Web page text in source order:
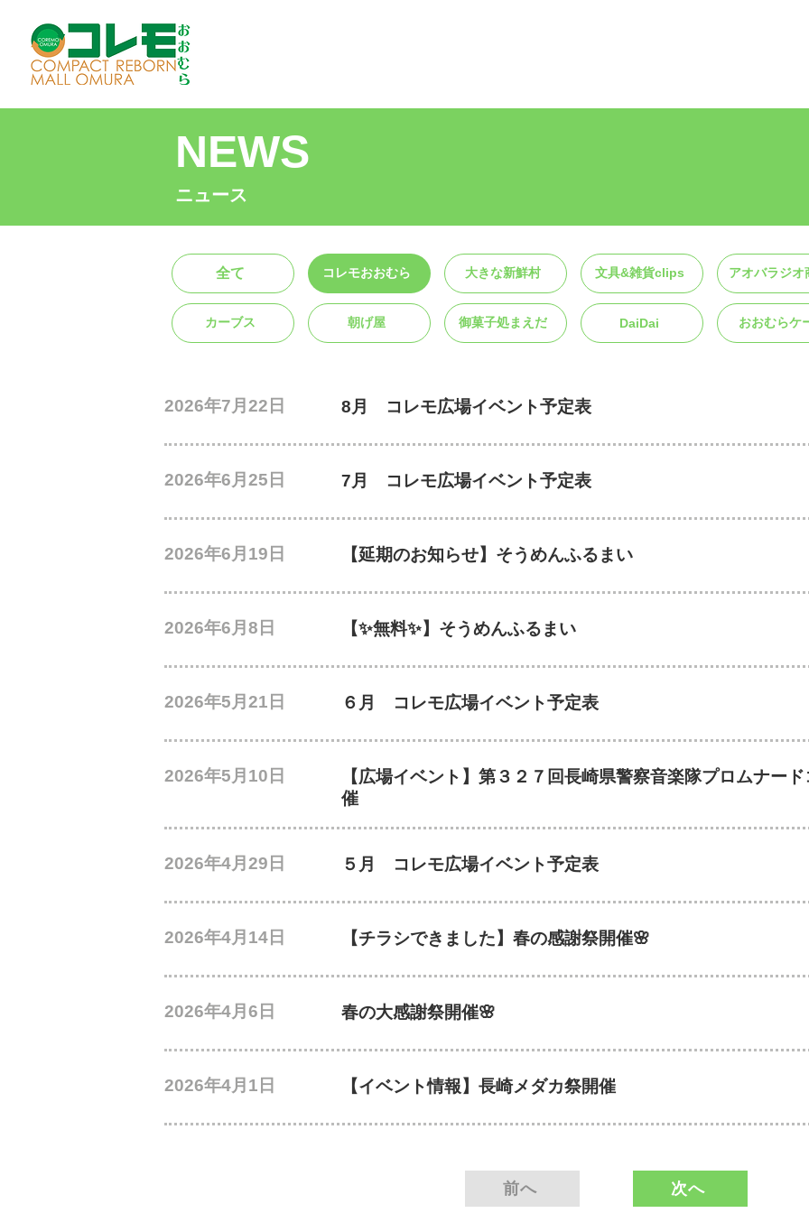
NEWS
ニュース
全て
カーブス
コレモおおむら
朝げ屋
大きな新鮮村
御菓子処まえだ
文具&雑貨clips
DaiDai
アオバラジオ
おおむらケ
2026年7月22日 8月 コレモ広場イベント予定表
2026年6月25日 7月 コレモ広場イベント予定表
2026年6月19日 【延期のお知らせ】そうめんふるまい
2026年6月8日 【✨無料✨】そうめんふるまい
2026年5月21日 ６月 コレモ広場イベント予定表
2026年5月10日
【広場イベント】第３２７回長崎県警察音楽隊プロムナー
催
2026年4月29日 ５月 コレモ広場イベント予定表
2026年4月14日 【チラシできました】春の感謝祭開催🌸
2026年4月6日 春の大感謝祭開催🌸
2026年4月1日 【イベント情報】長崎メダカ祭開催
前へ 次へ